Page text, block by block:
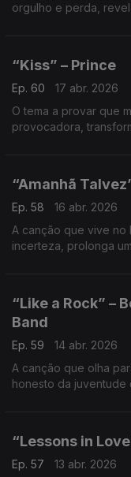
orgulho e perda,
“Kiss” – Prince
Ep. 60
17 abr. 2026
O tema a provar que
provocadora,
“Amanhã
Ep. 58
16 abr. 2026
A canção que vive no
incerteza, prolonga
“Like a Rock” –
Band
Ep. 59
14 abr. 2026
A canção que olha
honesto da
“Lessons in
Ep. 57
13 abr. 2026